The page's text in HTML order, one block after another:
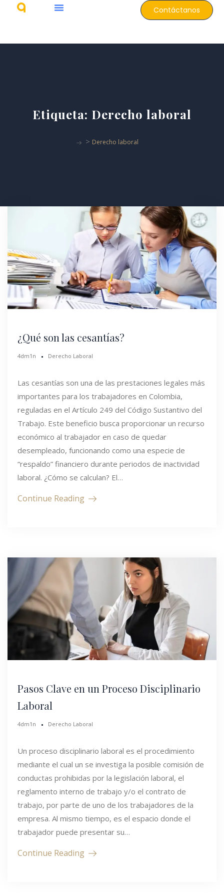
Contáctanos
Etiqueta: Derecho laboral
> Derecho laboral
¿Qué son las cesantías?
4dm1n Derecho Laboral
Las cesantías son una de las prestaciones legales más
importantes para los trabajadores en Colombia,
reguladas en el Artículo 249 del Código Sustantivo del
Trabajo. Este beneficio busca proporcionar un recurso
económico al trabajador en caso de quedar
desempleado, funcionando como una especie de
“respaldo” financiero durante periodos de inactividad
laboral. ¿Cómo se calculan? El…
Continue Reading
Pasos Clave en un Proceso Disciplinario
Laboral
4dm1n Derecho Laboral
Un proceso disciplinario laboral es el procedimiento
mediante el cual un se investiga la posible comisión de
conductas prohibidas por la legislación laboral, el
reglamento interno de trabajo y/o el contrato de
trabajo, por parte de uno de los trabajadores de la
empresa. Al mismo tiempo, es el espacio donde el
trabajador puede presentar su…
Continue Reading